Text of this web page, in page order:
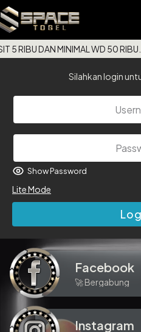
5 RIBU DAN MINIMAL WD 50 RIBU.
Silahkan login
Show Password
Lite Mode
Facebook
🚀 Bergabung
Instagram